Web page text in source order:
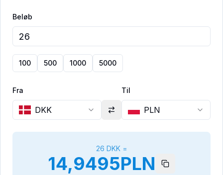
Beløb
100 500 1000 5000
Fra
DKK
Til
PLN
26 DKK=
14,9495PLN